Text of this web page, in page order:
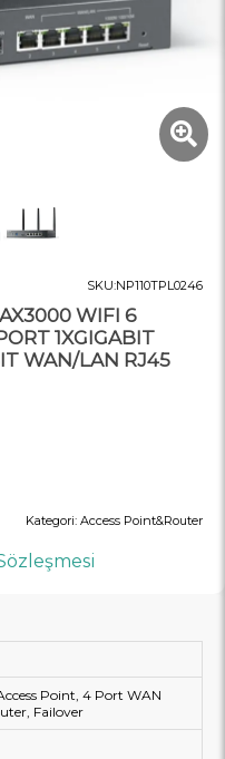
SKU:NP110TPL0246
WIFI 6
1XGIGABIT
WAN/LAN RJ45
Kategori: Access Point&Router
Point, 4 Port WAN
Failover